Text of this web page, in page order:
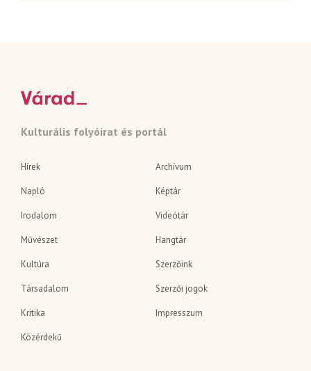
Kulturális folyóirat és portál
Hírek
Napló
Irodalom
Művészet
Kultúra
Társadalom
Kritika
Közérdekű
Archívum
Képtár
Videótár
Hangtár
Szerzőink
Szerzői jogok
Impresszum